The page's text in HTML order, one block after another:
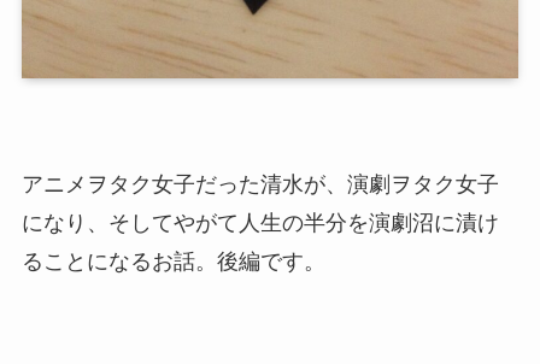
アニメヲタク女子だった清水が、演劇ヲタク女子
になり、そしてやがて人生の半分を演劇沼に漬け
ることになるお話。後編です。